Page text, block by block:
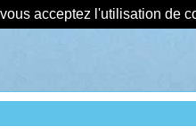
acceptez l'utilisation de